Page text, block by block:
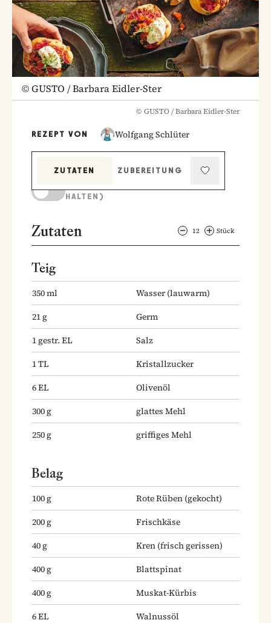
©GUSTO / Barbara Eidler-Ster
© GUSTO / Barbara Eidler-Ster
REZEPT VON Wolfgang Schlüter
ZUTATEN
ZUBEREITUNG
HALTEN)
Zutaten 12 Stück
Teig
350ml Wasser (lauwarm)
21g
Germ
1gestr. EL
Salz
1TL
Kristallzucker
6EL
Olivenöl
300g
glattes Mehl
250g griffiges Mehl
Belag
100g Rote Rüben (gekocht)
200g
Frischkäse
40g Kren (frisch gerissen)
400g
Blattspinat
400g
Muskat-Kürbis
6EL
Walnussöl